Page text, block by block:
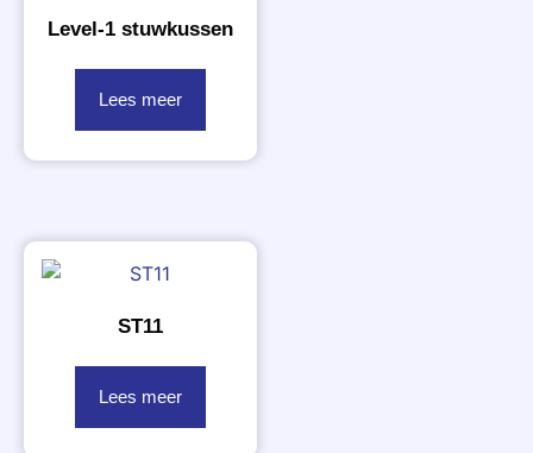
Level-1 stuwkussen
Lees meer
ST11
Lees meer